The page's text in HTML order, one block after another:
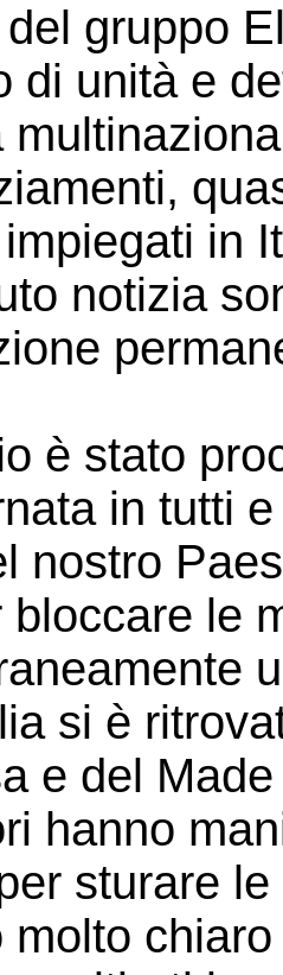
gruppo
di unità e
in
notizia
è stato
in tutti
nostro
bloccare le
si è
e del
hanno
sturare
molto